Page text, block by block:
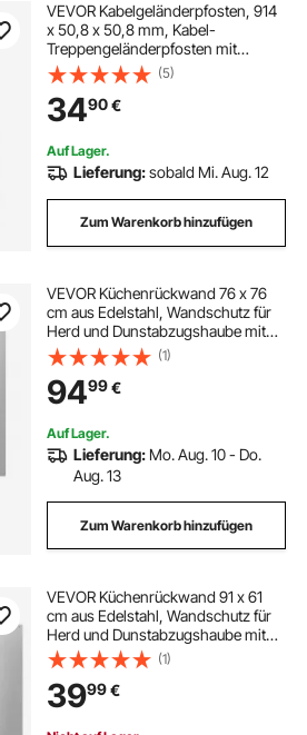
VEVOR Kabelgeländerpfosten, 914
x 50,8 x 50,8 mm, Kabel-
Treppengeländerpfosten mit
vorgebohrten Löchern L, SUS304
Edelstahl, für Handlauf,
Balustraden, Schwarz,
1JZLGZXHS914ZPBNY001V0
(5)
3490€
Auf Lager.
Lieferung:sobald Mi. Aug. 12
Zum Warenkorb hinzufügen
VEVOR Küchenrückwand 76 x 76
cm aus Edelstahl, Wandschutz für
Herd und Dunstabzugshaube mit
Vorgebohrten Löchern, Robuste
Rückwand Spritzschutz für Küche,
Kochen und Praktische
Aufbewahrung, Silber
(1)
9499€
Auf Lager.
Lieferung: Mo. Aug. 10 - Do.
Aug. 13
Zum Warenkorb hinzufügen
VEVOR Küchenrückwand 91 x 61
cm aus Edelstahl, Wandschutz für
Herd und Dunstabzugshaube mit
Vorgebohrten Löchern, Robuste
Rückwand Spritzschutz für Küche,
Kochen und Praktische
Aufbewahrung, Silber
(1)
3999€